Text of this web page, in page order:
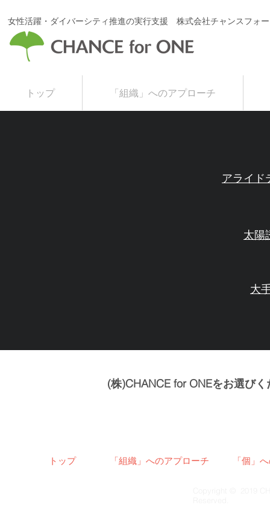
女性活躍・ダイバーシティ推進の実行支援 株式会社チャンスフォ
トップ 「組織」へのアプローチ
アライド
太陽
大
(株)CHANCE for ONEをお選び
「組織」へのアプローチ
トップ 「個」